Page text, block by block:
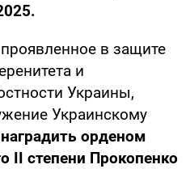
в защите
и
Украины,
Украинскому
наградить орденом
II степени Прокопенко